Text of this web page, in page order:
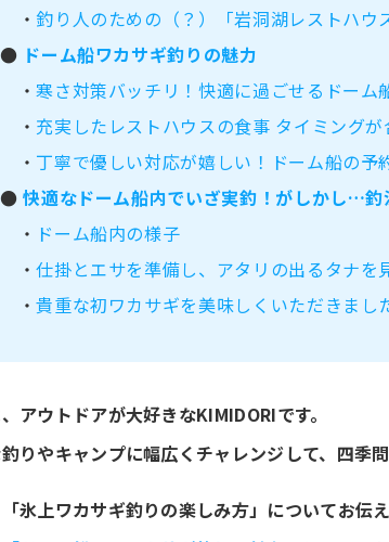
・釣り人のための（？）「岩洞湖レストハウ
● ドーム船ワカサギ釣りの魅力
・寒さ対策バッチリ！快適に過ごせるドーム
・ 充実したレストハウスの食事 タイミング
・ 丁寧で優しい対応が嬉しい！ドーム船の予
●快適なドーム船内でいざ実釣！がしかし…釣
・ ドーム船内の様子
・仕掛とエサを準備し、アタリの出るタナを
・貴重な初ワカサギを美味しくいただきまし
アウトドアが大好きなKIMIDORIです。
りやキャンプに幅広くチャレンジして、四季問
氷上ワカサギ釣りの楽しみ方」についてお伝